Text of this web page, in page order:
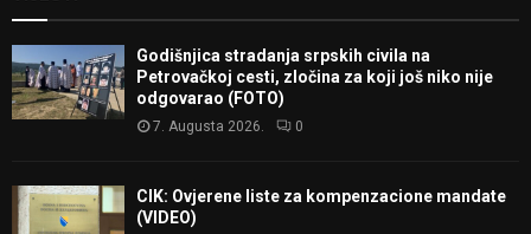
Godišnjica stradanja srpskih civila na
Petrovačkoj cesti, zločina za koji još niko nije
odgovarao (FOTO)
7. Augusta 2026. 0
CIK: Ovjerene liste za kompenzacione mandate
(VIDEO)